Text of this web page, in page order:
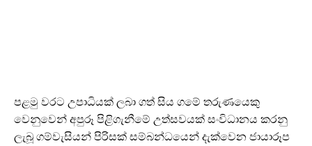
පළමු වරට උපාධියක් ලබා ගත් සිය ගමේ තරුණයෙකු
වෙනුවෙන් අපුරූ පිළිගැනීමේ උත්සවයක් සංවිධානය කරනු
ලැබූ ගම්වැසියන් පිරිසක් සම්බන්ධයෙන් දැක්වෙන ජායාරූප